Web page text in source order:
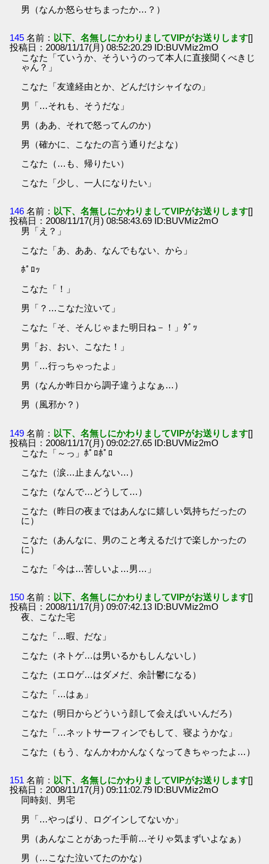
男（なんか怒らせちまったか…？）
145 名前： 以下、名無しにかわりましてVIPがお送りします[]
投稿日：2008/11/17(月) 08:52:20.29 ID:BUVMiz2mO
こなた「ていうか、そういうのって本人に直接聞くべきじ
ゃん？」
こなた「友達経由とか、どんだけシャイなの」
男「…それも、そうだな」
男（ああ、それで怒ってんのか）
男（確かに、こなたの言う通りだよな）
こなた（…も、帰りたい）
こなた「少し、一人になりたい」
146 名前： 以下、名無しにかわりましてVIPがお送りします[]
投稿日：2008/11/17(月) 08:58:43.69 ID:BUVMiz2mO
男「え？」
こなた「あ、ああ、なんでもない、から」
ﾎﾟﾛｯ
こなた「！」
男「？…こなた泣いて」
こなた「そ、そんじゃまた明日ね－！」ﾀﾞｯ
男「お、おい、こなた！」
男「…行っちゃったよ」
男（なんか昨日から調子違うよなぁ…）
男（風邪か？）
149 名前： 以下、名無しにかわりましてVIPがお送りします[]
投稿日：2008/11/17(月) 09:02:27.65 ID:BUVMiz2mO
こなた「～っ」ﾎﾟﾛﾎﾟﾛ
こなた（涙…止まんない…）
こなた（なんで…どうして…）
こなた（昨日の夜まではあんなに嬉しい気持ちだったの
に）
こなた（あんなに、男のこと考えるだけで楽しかったの
に）
こなた「今は…苦しいよ…男…」
150 名前： 以下、名無しにかわりましてVIPがお送りします[]
投稿日：2008/11/17(月) 09:07:42.13 ID:BUVMiz2mO
夜、こなた宅
こなた「…暇、だな」
こなた（ネトゲ…は男いるかもしんないし）
こなた（エロゲ…はダメだ、余計鬱になる）
こなた「…はぁ」
こなた（明日からどういう顔して会えばいいんだろ）
こなた「…ネットサーフィンでもして、寝ようかな」
こなた（もう、なんかわかんなくなってきちゃったよ…）
151 名前： 以下、名無しにかわりましてVIPがお送りします[]
投稿日：2008/11/17(月) 09:11:02.79 ID:BUVMiz2mO
同時刻、男宅
男「…やっぱり、ログインしてないか」
男（あんなことがあった手前…そりゃ気まずいよなぁ）
男（…こなた泣いてたのかな）